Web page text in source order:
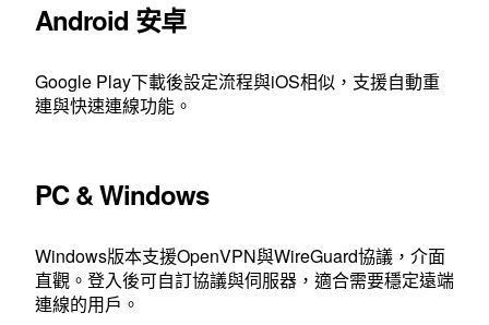
Android 安卓
Google Play下載後設定流程與iOS相似，支援自動重
連與快速連線功能。
PC & Windows
Windows版本支援OpenVPN與WireGuard協議，介面
直觀。登入後可自訂協議與伺服器，適合需要穩定遠端
連線的用戶。